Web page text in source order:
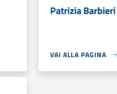
Patrizia Barbieri
VAI ALLA PAGINA